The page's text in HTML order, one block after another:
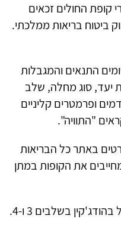
קופת החולים זכאים
בריאות ממלכתי.
התנאים והמגבלות
יעד, סוג מחלה, שלב
ופרמטרים קליניים
"התוויה".
באתר כל הבריאות
את הקופות במתן
בשלבים 3 ו-4.